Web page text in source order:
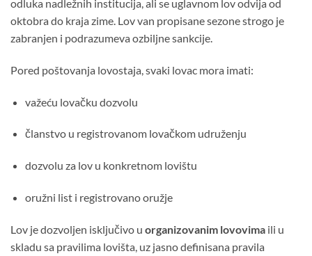
odluka nadležnih institucija, ali se uglavnom lov odvija od
oktobra do kraja zime. Lov van propisane sezone strogo je
zabranjen i podrazumeva ozbiljne sankcije.
Pored poštovanja lovostaja, svaki lovac mora imati:
važeću lovačku dozvolu
članstvo u registrovanom lovačkom udruženju
dozvolu za lov u konkretnom lovištu
oružni list i registrovano oružje
Lov je dozvoljen isključivo u organizovanim lovovima ili u
skladu sa pravilima lovišta, uz jasno definisana pravila